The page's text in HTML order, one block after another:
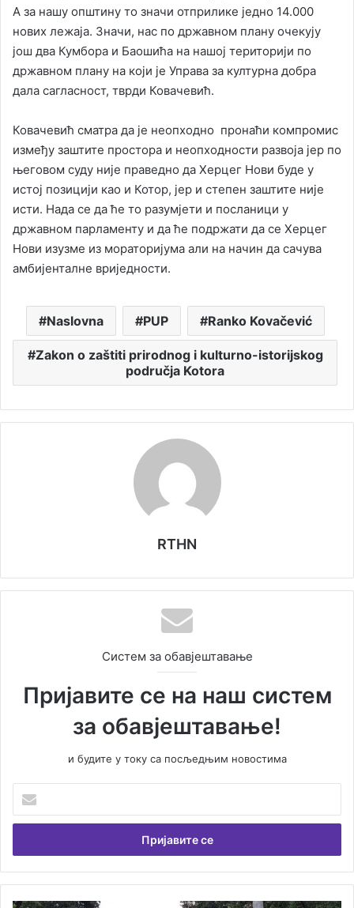
А за нашу општину то значи отприлике једно 14.000
нових лежаја. Значи, нас по државном плану очекују
још два Кумбора и Баошића на нашој територији по
државном плану на који је Управа за културна добра
дала сагласност, тврди Ковачевић.
Ковачевић сматра да је неопходно пронаћи компромис
између заштите простора и неопходности развоја јер по
његовом суду није праведно да Херцег Нови буде у
истој позицији као и Котор, јер и степен заштите није
исти. Нада се да ће то разумјети и посланици у
државном парламенту и да ће подржати да се Херцег
Нови изузме из мораторијума али на начин да сачува
амбијенталне вриједности.
Naslovna PUP Ranko Kovačević
Zakon o zaštiti prirodnog i kulturno-istorijskog
područja Kotora
RTHN
Систем за обавјештавање
Пријавите се на наш систем
за обавјештавање!
и будите у току са посљедњим новостима
е
и
т